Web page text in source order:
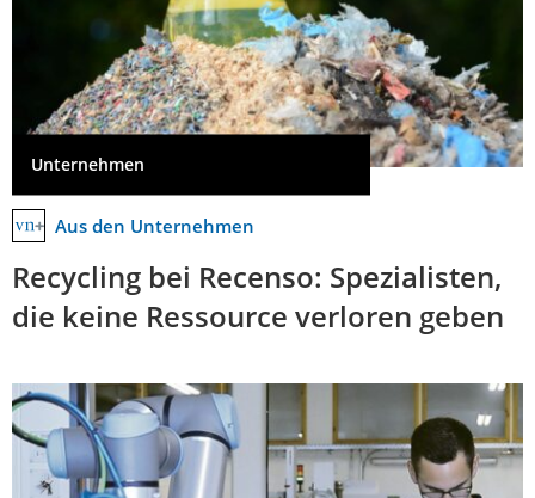
Unternehmen
Aus den Unternehmen
Recycling bei Recenso: Spezialisten,
die keine Ressource verloren geben